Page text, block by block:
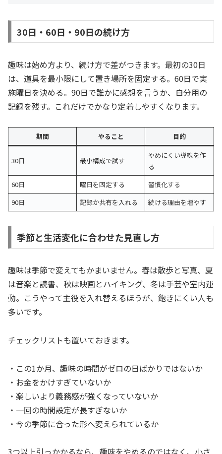
30日・60日・90日の続け方
趣味は始め方より、続け方で差がつきます。最初の30日
は、道具を最小限にして置き場所を固定する。60日で実
施曜日を決める。90日で誰かに感想を言うか、自分用の
記録を残す。これだけでかなり定着しやすくなります。
期間 やること 目的
30日 最小構成で試す
やめにくい導線を作
る
60日
曜日を固定する
習慣化する
90日
記録か共有を入れる 続ける理由を増やす
季節と生活変化に合わせた見直し方
趣味は季節で変えてもかまいません。春は散歩と写真、夏
は音楽と読書、秋は映画とハイキング、冬は手芸や室内運
動。こうやって主役を入れ替えるほうが、飽きにくい人も
多いです。
チェックリストも置いておきます。
・この1か月、趣味の時間がゼロの日ばかりではないか
・お金をかけすぎていないか
・楽しいより義務感が強くなっていないか
・一回の時間設定が長すぎないか
・今の季節に合った形へ変えられているか